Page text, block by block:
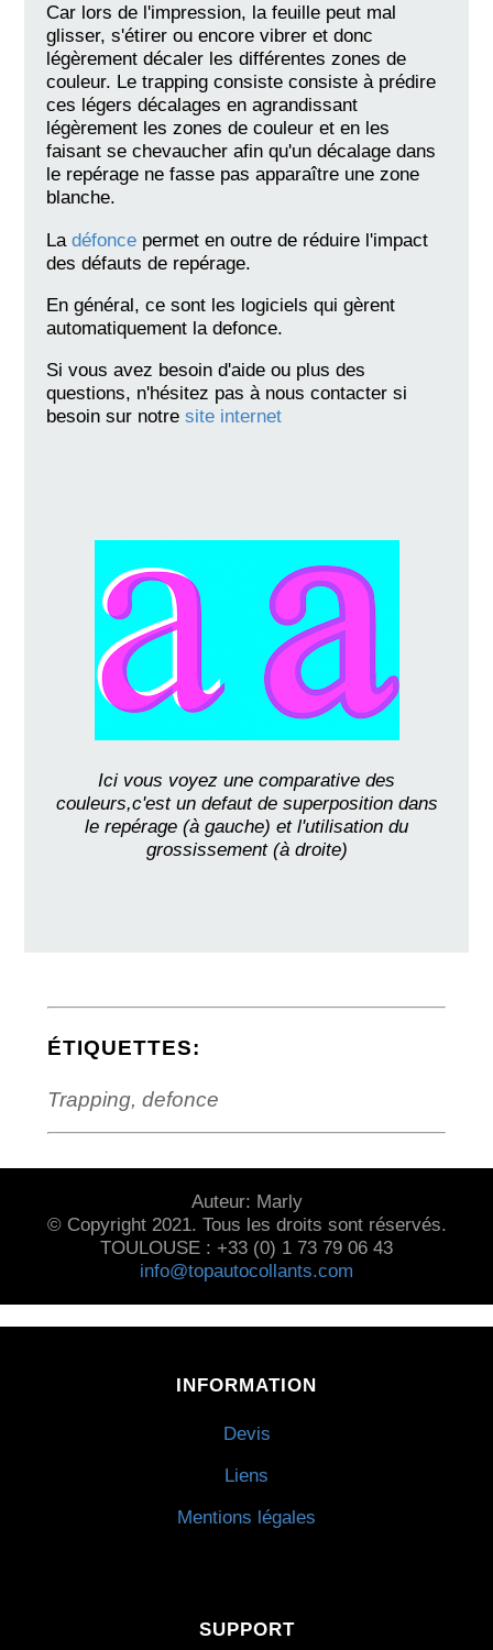
Car lors de l'impression, la feuille peut mal
glisser, s'étirer ou encore vibrer et donc
légèrement décaler les différentes zones de
couleur. Le trapping consiste consiste à prédire
ces légers décalages en agrandissant
légèrement les zones de couleur et en les
faisant se chevaucher afin qu'un décalage dans
le repérage ne fasse pas apparaître une zone
blanche.
Ladéfonce permet en outre de réduire l'impact
des défauts de repérage.
En général, ce sont les logiciels qui gèrent
automatiquement la defonce.
Si vous avez besoin d'aide ou plus des
questions, n'hésitez pas à nous contacter si
besoin sur notresite internet
Ici vous voyez une comparative des
couleurs,c'est un defaut de superposition dans
le repérage (à gauche) et l'utilisation du
grossissement (à droite)
ÉTIQUETTES:
Trapping, defonce
Auteur: Marly
© Copyright 2021. Tous les droits sont réservés.
TOULOUSE : +33 (0) 1 73 79 06 43
info@topautocollants.com
INFORMATION
Devis
Liens
Mentions légales
SUPPORT